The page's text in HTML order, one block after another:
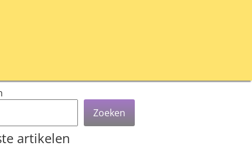
Zoeken
artikelen